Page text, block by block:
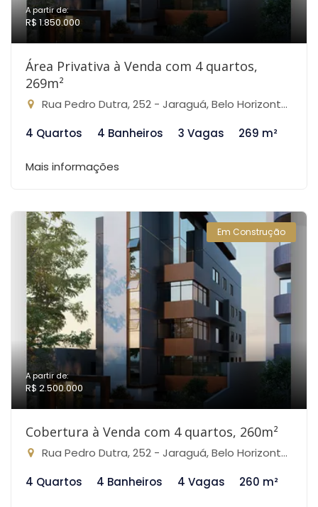
A partir de:
R$ 1.850.000
Área Privativa à Venda com 4 quartos,
269m²
Rua Pedro Dutra, 252 - Jaraguá, Belo Horizonte-MG
4 Quartos
4 Banheiros 3 Vagas 269 m²
Mais informações
Em Construção
A partir de:
R$ 2.500.000
Cobertura à Venda com 4 quartos, 260m²
Rua Pedro Dutra, 252 - Jaraguá, Belo Horizonte-MG
4 Quartos
4 Banheiros 4 Vagas 260 m²